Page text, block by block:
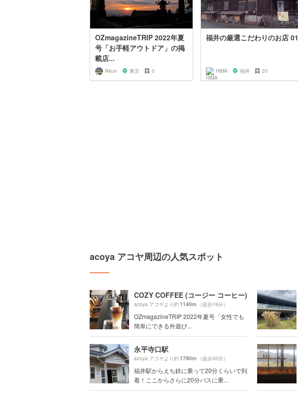
OZmagazineTRIP 2022年夏
号「お手軽アウトドア」の掲
載店...
Ikkun 東京 0
福井の厳選こだわりのお店 01
HiMA 福井 20
acoya アコヤ周辺の人気スポット
COZY COFFEE (コージー コーヒー)
acoya アコヤより約1140m （徒歩19分）
OZmagazineTRIP 2022年夏号「女性でも
簡単にできる外遊び...
永平寺口駅
acoya アコヤより約1790m （徒歩30分）
福井駅からえち鉄に乗って20分くらいで到
着！ここからさらに20分バスに乗...